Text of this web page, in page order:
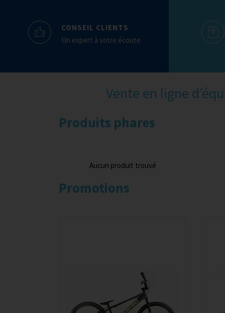
CONSEIL CLIENTS
Un expert à votre écoute
Vente en ligne
Produits phares
Aucun produit trouvé
Promotions